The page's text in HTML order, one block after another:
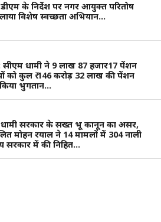
: डीएम के निर्देश पर नगर आयुक्त परितोष
विशेष स्वच्छता अभियान…
सीएम धामी ने 9 लाख 87 हजार17 पेंशन
को कुल ₹ 146 करोड़ 32 लाख की पेंशन
किया भुगतान…
: धामी सरकार के सख्त भू कानून का असर,
मोहन रयाल ने 14 मामलों में 304 नाली
सरकार में की निहित…